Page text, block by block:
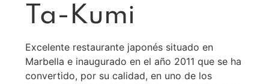
Ta-Kumi
Excelente restaurante japonés situado en
Marbella e inaugurado en el año 2011 que se ha
convertido, por su calidad, en uno de los